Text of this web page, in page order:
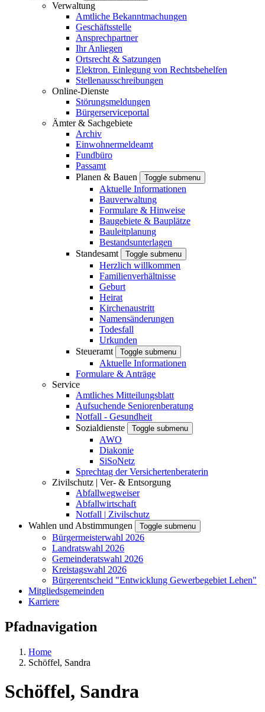
Verwaltung
Amtliche Bekanntmachungen
Geschäftsstelle
Ansprechpartner
Ihr Anliegen
Ortsrecht & Satzungen
Elektron. Einlegung von Rechtsbehelfen
Stellenausschreibungen
Online-Dienste
Störungsmeldungen
Bürgerserviceportal
Ämter & Sachgebiete
Archiv
Einwohnermeldeamt
Fundbüro
Passamt
Planen & Bauen
Toggle submenu
Aktuelle Informationen
Bauverwaltung
Formulare & Hinweise
Baugebiete & Bauplätze
Bauleitplanung
Bestandsunterlagen
Standesamt
Toggle submenu
Herzlich willkommen
Familienverhältnisse
Geburt
Heirat
Kirchenaustritt
Namensänderungen
Todesfall
Urkunden
Steueramt
Toggle submenu
Aktuelle Informationen
Formulare & Anträge
Service
Amtliches Mitteilungsblatt
Aufsuchende Seniorenberatung
Notfall - Gesundheit
Sozialdienste
Toggle submenu
AWO
Diakonie
SiSoNetz
Sprechtag der Versichertenberaterin
Zivilschutz | Ver- & Entsorgung
Abfallwegweiser
Abfallwirtschaft
Notfall | Zivilschutz
Wahlen und Abstimmungen
Toggle submenu
Bürgermeisterwahl 2026
Landratswahl 2026
Gemeinderatswahl 2026
Kreistagswahl 2026
Bürgerentscheid "Entwicklung Gewerbegebiet Lehen"
Mitgliedsgemeinden
Karriere
Pfadnavigation
Home
Schöffel, Sandra
Schöffel, Sandra